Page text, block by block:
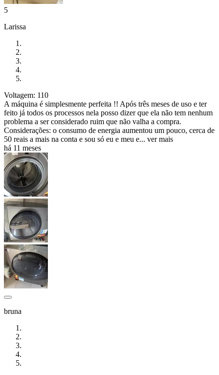
5
Larissa
Voltagem: 110
A máquina é simplesmente perfeita !! Após três meses de uso e ter
feito já todos os processos nela posso dizer que ela não tem nenhum
problema a ser considerado ruim que não valha a compra.
Considerações: o consumo de energia aumentou um pouco, cerca de
50 reais a mais na conta e sou só eu e meu e... ver mais
há 11 meses
bruna